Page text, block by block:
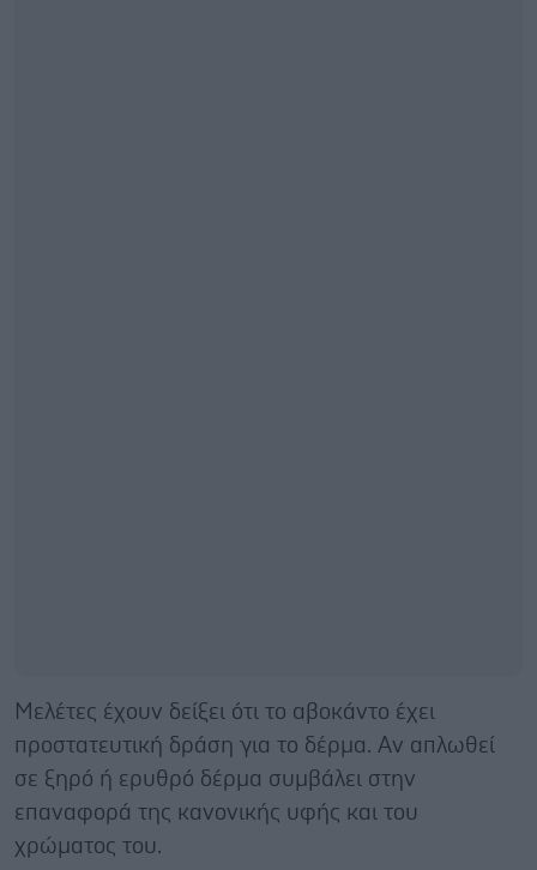
Μελέτες έχουν δείξει ότι το αβοκάντο έχει
προστατευτική δράση για το δέρμα. Αν απλωθεί
σε ξηρό ή ερυθρό δέρμα συμβάλει στην
επαναφορά της κανονικής υφής και του
χρώματος του.